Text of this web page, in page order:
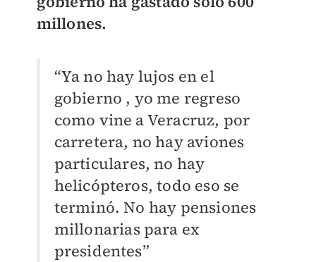
millones.
“Ya no hay lujos en el
gobierno , yo me regreso
como vine a Veracruz, por
carretera, no hay aviones
particulares, no hay
helicópteros, todo eso se
terminó. No hay pensiones
millonarias para ex
presidentes”